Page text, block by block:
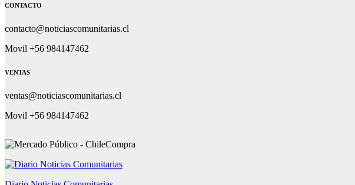
CONTACTO
contacto@noticiascomunitarias.cl
Movil +56 984147462
VENTAS
ventas@noticiascomunitarias.cl
Movil +56 984147462